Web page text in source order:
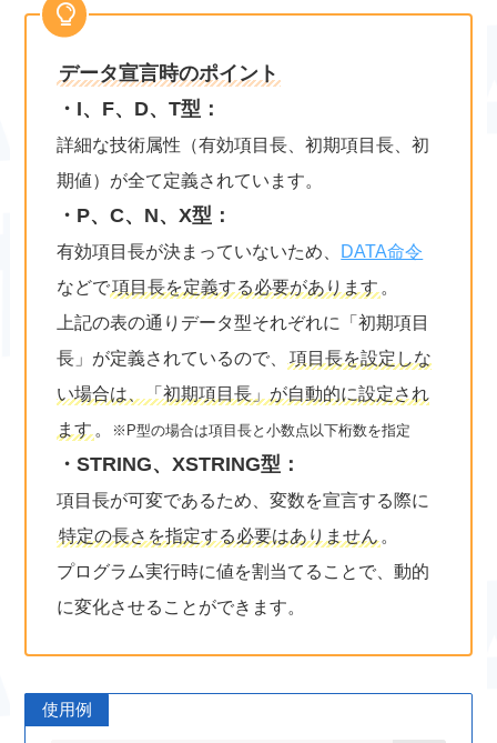
データ宣言時のポイント
・I、F、D、T型：
詳細な技術属性（有効項目長、初期項目長、初
期値）が全て定義されています。
・P、C、N、X型：
有効項目長が決まっていないため、 DATA命令
などで項目長を定義する必要があります 。
上記の表の通りデータ型それぞれに「初期項目
長」が定義されているので、
項目長を設定しな
い場合は、「初期項目長」が自動的に設定され
ます 。 ※P型の場合は項目長と小数点以下桁数を指定
・STRING、XSTRING型：
項目長が可変であるため、変数を宣言する際に
特定の長さを指定する必要はありません 。
プログラム実行時に値を割当てることで、動的
に変化させることができます。
使用例